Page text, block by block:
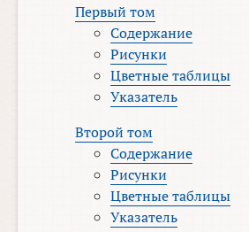
Первый том
Содержание
Рисунки
Цветные таблицы
Указатель
Второй том
Содержание
Рисунки
Цветные таблицы
Указатель